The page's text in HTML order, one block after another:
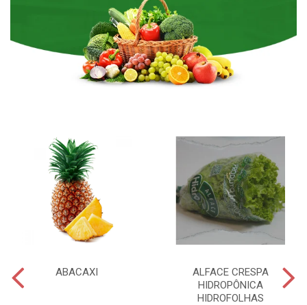
ABACAXI
ALFACE CRESPA
HIDROPÔNICA
HIDROFOLHAS